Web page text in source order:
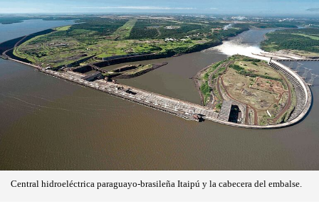
Central hidroeléctrica paraguayo-brasileña Itaipú y la cabecera del embalse.